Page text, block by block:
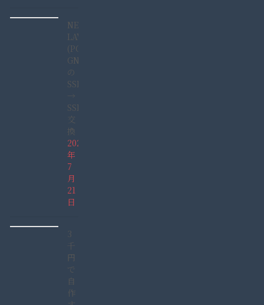
NEC
LAVIE
(PC-
GN165GDAD)
の
SSHD
→
SSD
交
換
2022
年
7
月
21
日
3
千
円
で
自
作